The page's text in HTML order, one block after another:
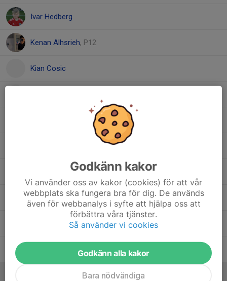
Ivar Hedberg
Kenan Alhsrieh, P12
Kian Cosic
Mohamed Hersi
Myroslav Ivanko
Neville Olausson
Tamim Alsalama
Godkänn kakor
Vi använder oss av kakor (cookies) för att vår
webbplats ska fungera bra för dig. De används
även för webbanalys i syfte att hjälpa oss att
förbättra våra tjänster.
Så använder vi cookies
Godkänn alla kakor
Bara nödvändiga